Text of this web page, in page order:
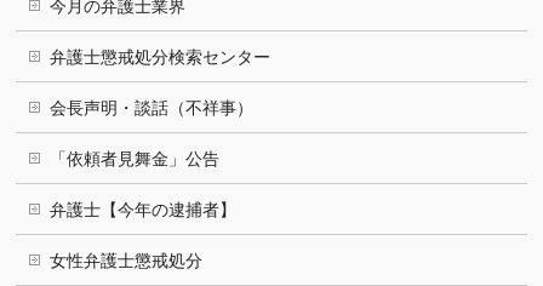
今月の弁護士業界
弁護士懲戒処分検索センター
会長声明・談話（不祥事）
「依頼者見舞金」公告
弁護士【今年の逮捕者】
女性弁護士懲戒処分